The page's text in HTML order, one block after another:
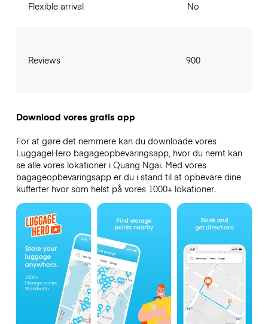
Flexible arrival
Reviews
No
900
Download vores gratis app
For at gøre det nemmere kan du downloade vores
LuggageHero bagageopbevaringsapp, hvor du nemt kan
se alle vores lokationer i Quang Ngai. Med vores
bagageopbevaringsapp er du i stand til at opbevare dine
kufferter hvor som helst på vores 1000+ lokationer.